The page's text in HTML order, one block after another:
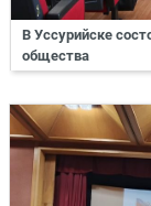
В Уссурийске
общества